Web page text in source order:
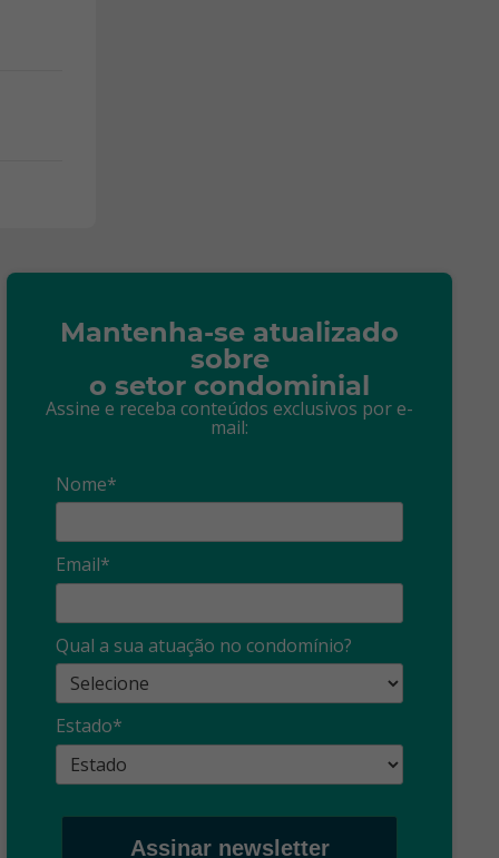
Mantenha-se atualizado
sobre
o setor condominial
Assine e receba conteúdos exclusivos por e-
mail:
Nome*
Email*
Qual a sua atuação no condomínio?
Estado*
Assinar newsletter